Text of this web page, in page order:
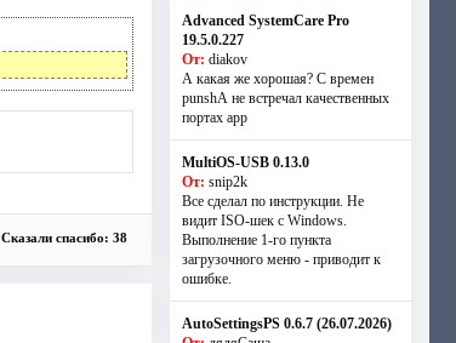
Сказали спасибо: 38
Advanced SystemCare Pro
19.5.0.227
От: diakov
А какая же хорошая? С времен
punshА не встречал качественных
портах app
MultiOS-USB 0.13.0
От: snip2k
Все сделал по инструкции. Не
видит ISO-шек с Windows.
Выполнение 1-го пункта
загрузочного меню - приводит к
ошибке.
AutoSettingsPS 0.6.7 (26.07.2026)